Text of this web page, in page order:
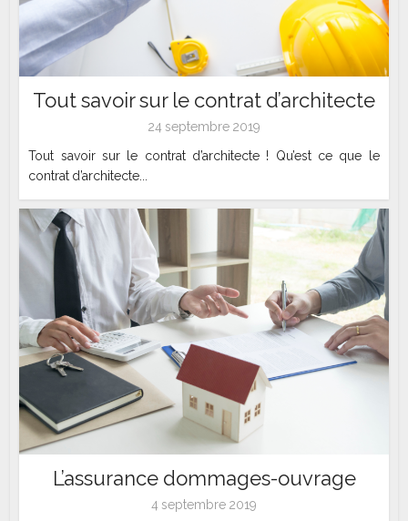
Tout savoir sur le contrat d’architecte
24 septembre 2019
Tout savoir sur le contrat d’architecte ! Qu’est ce que le
contrat d’architecte...
L’assurance dommages-ouvrage
4 septembre 2019